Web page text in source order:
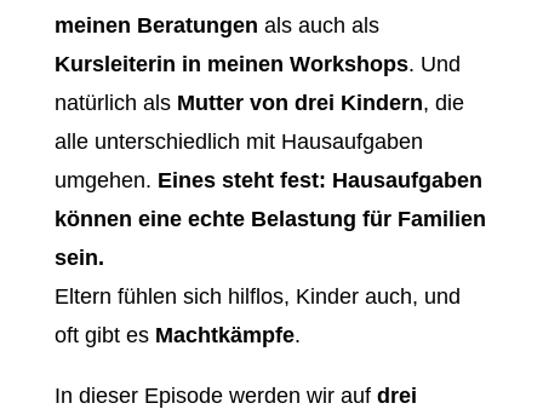
meinen Beratungen als auch als
Kursleiterin in meinen Workshops. Und
natürlich als Mutter von drei Kindern, die
alle unterschiedlich mit Hausaufgaben
umgehen. Eines steht fest: Hausaufgaben
können eine echte Belastung für Familien
sein.
Eltern fühlen sich hilflos, Kinder auch, und
oft gibt es Machtkämpfe.
In dieser Episode werden wir auf drei